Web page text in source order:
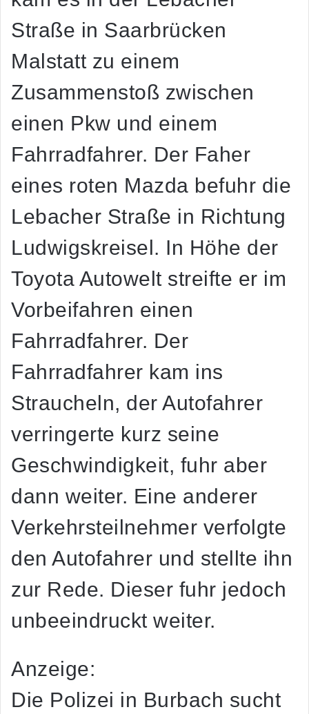
Straße in Saarbrücken
Malstatt zu einem
Zusammenstoß zwischen
einen Pkw und einem
Fahrradfahrer. Der Faher
eines roten Mazda befuhr die
Lebacher Straße in Richtung
Ludwigskreisel. In Höhe der
Toyota Autowelt streifte er im
Vorbeifahren einen
Fahrradfahrer. Der
Fahrradfahrer kam ins
Straucheln, der Autofahrer
verringerte kurz seine
Geschwindigkeit, fuhr aber
dann weiter. Eine anderer
Verkehrsteilnehmer verfolgte
den Autofahrer und stellte ihn
zur Rede. Dieser fuhr jedoch
unbeeindruckt weiter.
Anzeige:
Die Polizei in Burbach sucht